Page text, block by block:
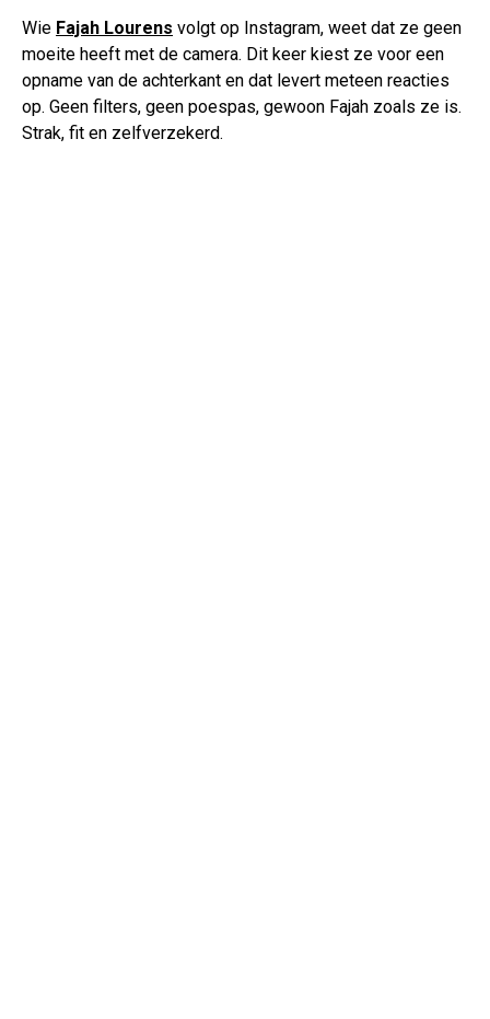
Wie Fajah Lourens volgt op Instagram, weet dat ze geen
moeite heeft met de camera. Dit keer kiest ze voor een
opname van de achterkant en dat levert meteen reacties
op. Geen filters, geen poespas, gewoon Fajah zoals ze is.
Strak, fit en zelfverzekerd.